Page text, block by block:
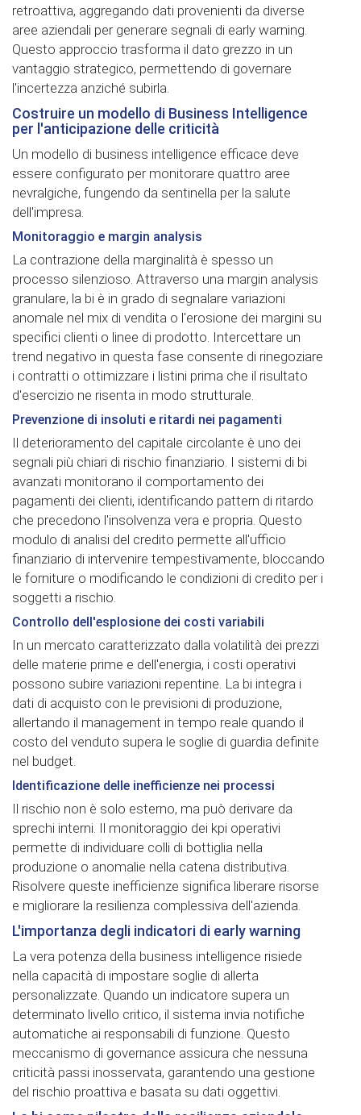
retroattiva, aggregando dati provenienti da diverse
aree aziendali per generare segnali di early warning.
Questo approccio trasforma il dato grezzo in un
vantaggio strategico, permettendo di governare
l'incertezza anziché subirla.
Costruire un modello di Business Intelligence
per l'anticipazione delle criticità
Un modello di business intelligence efficace deve
essere configurato per monitorare quattro aree
nevralgiche, fungendo da sentinella per la salute
dell'impresa.
Monitoraggio e margin analysis
La contrazione della marginalità è spesso un
processo silenzioso. Attraverso una margin analysis
granulare, la bi è in grado di segnalare variazioni
anomale nel mix di vendita o l'erosione dei margini su
specifici clienti o linee di prodotto. Intercettare un
trend negativo in questa fase consente di rinegoziare
i contratti o ottimizzare i listini prima che il risultato
d'esercizio ne risenta in modo strutturale.
Prevenzione di insoluti e ritardi nei pagamenti
Il deterioramento del capitale circolante è uno dei
segnali più chiari di rischio finanziario. I sistemi di bi
avanzati monitorano il comportamento dei
pagamenti dei clienti, identificando pattern di ritardo
che precedono l'insolvenza vera e propria. Questo
modulo di analisi del credito permette all'ufficio
finanziario di intervenire tempestivamente, bloccando
le forniture o modificando le condizioni di credito per i
soggetti a rischio.
Controllo dell'esplosione dei costi variabili
In un mercato caratterizzato dalla volatilità dei prezzi
delle materie prime e dell'energia, i costi operativi
possono subire variazioni repentine. La bi integra i
dati di acquisto con le previsioni di produzione,
allertando il management in tempo reale quando il
costo del venduto supera le soglie di guardia definite
nel budget.
Identificazione delle inefficienze nei processi
Il rischio non è solo esterno, ma può derivare da
sprechi interni. Il monitoraggio dei kpi operativi
permette di individuare colli di bottiglia nella
produzione o anomalie nella catena distributiva.
Risolvere queste inefficienze significa liberare risorse
e migliorare la resilienza complessiva dell'azienda.
L'importanza degli indicatori di early warning
La vera potenza della business intelligence risiede
nella capacità di impostare soglie di allerta
personalizzate. Quando un indicatore supera un
determinato livello critico, il sistema invia notifiche
automatiche ai responsabili di funzione. Questo
meccanismo di governance assicura che nessuna
criticità passi inosservata, garantendo una gestione
del rischio proattiva e basata su dati oggettivi.